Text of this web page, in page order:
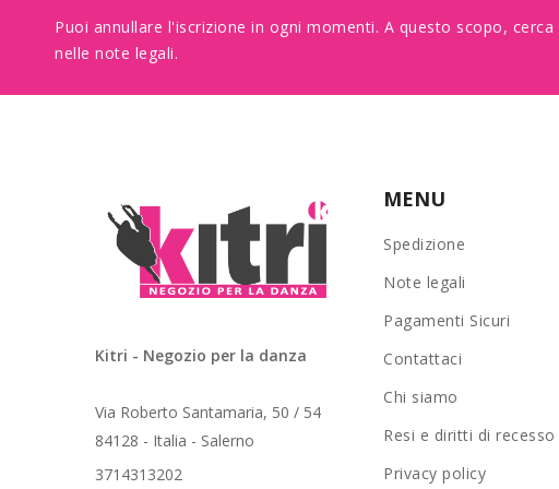
Puoi annullare l'iscrizione in ogni momenti. A questo scopo,
nelle note legali.
Kitri - Negozio per la danza
Via Roberto Santamaria, 50 / 54
84128 - Italia - Salerno
3714313202
MENU
Spedizione
Note legali
Pagamenti Sicuri
Contattaci
Chi siamo
Resi e diritti di recesso
Privacy policy